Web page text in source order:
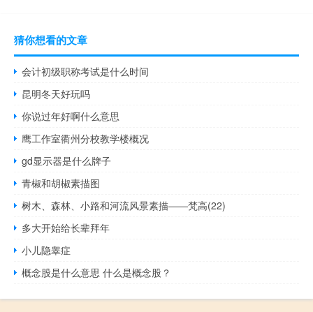
猜你想看的文章
会计初级职称考试是什么时间
昆明冬天好玩吗
你说过年好啊什么意思
鹰工作室衢州分校教学楼概况
gd显示器是什么牌子
青椒和胡椒素描图
树木、森林、小路和河流风景素描——梵高(22)
多大开始给长辈拜年
小儿隐睾症
概念股是什么意思 什么是概念股？